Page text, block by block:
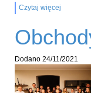
Czytaj więcej
Dodano 24/11/2021